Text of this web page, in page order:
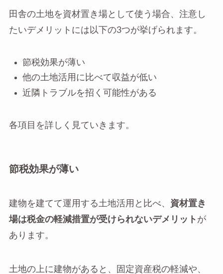
田舎の土地を資材置き場として使う場合、注意し
たいデメリットには以下の3つが挙げられます。
節税効果が薄い
他の土地活用に比べて収益が低い
近隣トラブルを招く可能性がある
各項目を詳しく見ていきます。
節税効果が薄い
建物を建てて運用する土地活用と比べ、 資材置き
場は税金の軽減措置が受けられないデメリット が
あります。
土地の上に建物があると、固定資産税の軽減や、